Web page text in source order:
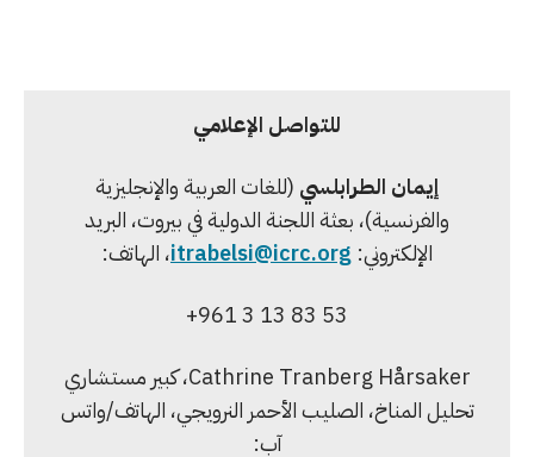
للتواصل الإعلامي
إيمان الطرابلسي (للغات العربية والإنجليزية
والفرنسية)، بعثة اللجنة الدولية في بيروت، البريد
الإلكتروني: itrabelsi@icrc.org، الهاتف:
+961 3 13 83 53
Cathrine Tranberg Hårsaker، كبير مستشاري
تحليل المناخ، الصليب الأحمر النرويجي، الهاتف/واتس
آب: